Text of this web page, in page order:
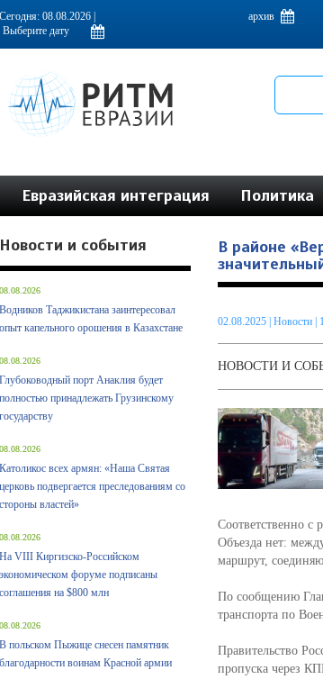
посвященное актуальным проблемам интеграции
Сегодня: 08.08.2026 | архив
Евразийская интеграция Политика
В районе
02.08.2025| Новости
НОВОСТИ И
Соответственно с
Объезда нет:
маршрут,
По сообщению
транспорта по
Правительство
пропуска через
Новости и события
08.08.2026
Водников Таджикистана заинтересовал
опыт капельного орошения в Казахстане
08.08.2026
Глубоководный порт Анаклия будет
полностью принадлежать Грузинскому
государству
08.08.2026
Католикос всех армян: «Наша Святая
церковь подвергается преследованиям со
стороны властей»
08.08.2026
На VIII Киргизско-Российском
экономическом форуме подписаны
соглашения на $800 млн
08.08.2026
В польском Пыжице снесен памятник
благодарности воинам Красной армии